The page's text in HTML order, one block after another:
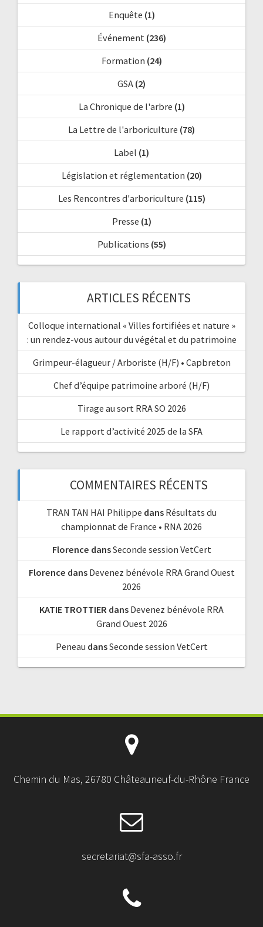
Enquête (1)
Événement (236)
Formation (24)
GSA (2)
La Chronique de l'arbre (1)
La Lettre de l'arboriculture (78)
Label (1)
Législation et réglementation (20)
Les Rencontres d'arboriculture (115)
Presse (1)
Publications (55)
ARTICLES RÉCENTS
Colloque international « Villes fortifiées et nature »
: un rendez-vous autour du végétal et du patrimoine
Grimpeur-élagueur / Arboriste (H/F) • Capbreton
Chef d’équipe patrimoine arboré (H/F)
Tirage au sort RRA SO 2026
Le rapport d’activité 2025 de la SFA
COMMENTAIRES RÉCENTS
TRAN TAN HAI Philippe dans Résultats du
championnat de France • RNA 2026
Florence dansSeconde session VetCert
Florence dans Devenez bénévole RRA Grand Ouest
2026
KATIE TROTTIER dans Devenez bénévole RRA
Grand Ouest 2026
Peneau dansSeconde session VetCert
Chemin du Mas, 26780 Châteauneuf-du-Rhône France
secretariat@sfa-asso.fr